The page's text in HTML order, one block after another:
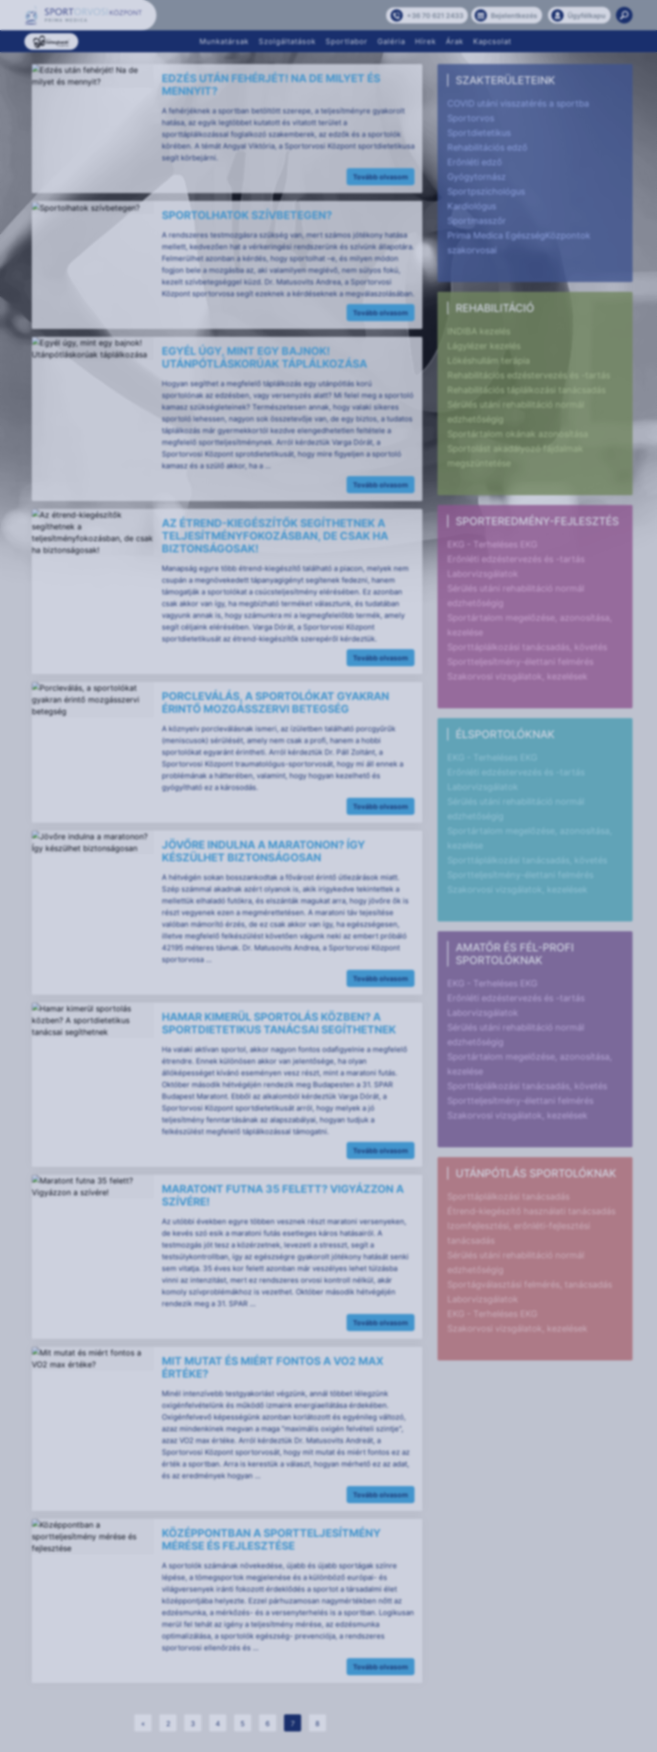
+36 70 621 2433 Bejelentkezés Ügyfélkapu
Munkatársak Szolgáltatások Sportlabor Galéria Hírek Árak Kapcsolat
EDZÉS UTÁN FEHÉRJÉT! NA DE MILYET ÉS
MENNYIT?
A fehérjéknek a sportban betöltött szerepe, a teljesítményre gyakorolt
hatása, az egyik legtöbbet kutatott és vitatott terület a
sporttáplálkozással foglalkozó szakemberek, az edzők és a sportolók
körében. A témát Angyal Viktória, a Sportorvosi Központ sportdietetikusa
segít körbejárni.
Tovább olvasom
SPORTOLHATOK SZÍVBETEGEN?
A rendszeres testmozgásra szükség van, mert számos jótékony hatása
mellett, kedvezően hat a vérkeringési rendszerünk és szívünk állapotára.
Felmerülhet azonban a kérdés, hogy sportolhat –e, és milyen módon
fogjon bele a mozgásba az, aki valamilyen meglévő, nem súlyos fokú,
kezelt szívbetegséggel küzd. Dr. Matusovits Andrea, a Sportorvosi
Központ sportorvosa segít ezeknek a kérdéseknek a megválaszolásában.
Tovább olvasom
EGYÉL ÚGY, MINT EGY BAJNOK!
UTÁNPÓTLÁSKORÚAK TÁPLÁLKOZÁSA
Hogyan segíthet a megfelelő táplálkozás egy utánpótlás korú
sportolónak az edzésben, vagy versenyzés alatt? Mi felel meg a sportoló
kamasz szükségleteinek? Természetesen annak, hogy valaki sikeres
sportoló lehessen, nagyon sok összetevője van, de egy biztos, a tudatos
táplálkozás már gyermekkortól kezdve elengedhetetlen feltétele a
megfelelő sportteljesítménynek. Arról kérdeztük Varga Dórát, a
Sportorvosi Központ sprotdietetikusát, hogy mire figyeljen a sportoló
kamasz és a szülő akkor, ha a ...
Tovább olvasom
AZ ÉTREND-KIEGÉSZÍTŐK SEGÍTHETNEK A
TELJESÍTMÉNYFOKOZÁSBAN, DE CSAK HA
BIZTONSÁGOSAK!
Manapság egyre több étrend-kiegészítő található a piacon, melyek nem
csupán a megnövekedett tápanyagigényt segítenek fedezni, hanem
támogatják a sportolókat a csúcsteljesítmény elérésében. Ez azonban
csak akkor van így, ha megbízható terméket választunk, és tudatában
vagyunk annak is, hogy számunkra mi a legmegfelelőbb termék, amely
segít céljaink elérésében. Varga Dórát, a Sportorvosi Központ
sportdietetikusát az étrend-kiegészítők szerepéről kérdeztük.
Tovább olvasom
PORCLEVÁLÁS, A SPORTOLÓKAT GYAKRAN
ÉRINTŐ MOZGÁSSZERVI BETEGSÉG
A köznyelv porcleválásnak ismeri, az ízületben található porcgyűrűk
(meniscusok) sérülését, amely nem csak a profi, hanem a hobbi
sportolókat egyaránt érintheti. Arról kérdeztük Dr. Páll Zoltánt, a
Sportorvosi Központ traumatológus-sportorvosát, hogy mi áll ennek a
problémának a hátterében, valamint, hogy hogyan kezelhető és
gyógyítható ez a károsodás.
Tovább olvasom
JÖVŐRE INDULNA A MARATONON? ÍGY
KÉSZÜLHET BIZTONSÁGOSAN
A hétvégén sokan bosszankodtak a fővárost érintő útlezárások miatt.
Szép számmal akadnak azért olyanok is, akik irigykedve tekintettek a
mellettük elhaladó futókra, és elszánták magukat arra, hogy jövőre ők is
részt vegyenek ezen a megmérettetésen. A maratoni táv tejesítése
valóban mámorító érzés, de ez csak akkor van így, ha egészségesen,
illetve megfelelő felkészülést követően vágunk neki az embert próbáló
42195 méteres távnak. Dr. Matusovits Andrea, a Sportorvosi Központ
sportorvosa ...
Tovább olvasom
HAMAR KIMERÜL SPORTOLÁS KÖZBEN? A
SPORTDIETETIKUS TANÁCSAI SEGÍTHETNEK
Ha valaki aktívan sportol, akkor nagyon fontos odafigyelnie a megfelelő
étrendre. Ennek különösen akkor van jelentősége, ha olyan
állóképességet kívánó eseményen vesz részt, mint a maratoni futás.
Október második hétvégéjén rendezik meg Budapesten a 31. SPAR
Budapest Maratont. Ebből az alkalomból kérdeztük Varga Dórát, a
Sportorvosi Központ sportdietetikusát arról, hogy melyek a jó
teljesítmény fenntartásának az alapszabályai, hogyan tudjuk a
felkészülést megfelelő táplálkozással támogatni.
Tovább olvasom
MARATONT FUTNA 35 FELETT? VIGYÁZZON A
SZÍVÉRE!
Az utóbbi években egyre többen vesznek részt maratoni versenyeken,
de kevés szó esik a maratoni futás esetleges káros hatásairól. A
testmozgás jót tesz a közérzetnek, levezeti a stresszt, segít a
testsúlykontrollban, így az egészségre gyakorolt jótékony hatását senki
sem vitatja. 35 éves kor felett azonban már veszélyes lehet túlzásba
vinni az intenzitást, mert ez rendszeres orvosi kontroll nélkül, akár
komoly szívproblémákhoz is vezethet. Október második hétvégéjén
rendezik meg a 31. SPAR ...
Tovább olvasom
MIT MUTAT ÉS MIÉRT FONTOS A VO2 MAX
ÉRTÉKE?
Minél intenzívebb testgyakorlást végzünk, annál többet lélegzünk
oxigénfelvételünk és működő izmaink energiaellátása érdekében.
Oxigénfelvevő képességünk azonban korlátozott és egyénileg változó,
azaz mindenkinek megvan a maga "maximális oxigén felvételi szintje",
azaz VO2 max értéke. Arról kérdeztük Dr. Matusovits Andreát, a
Sportorvosi Központ sportorvosát, hogy mit mutat és miért fontos ez az
érték a sportban. Arra is kerestük a választ, hogyan mérhető ez az adat,
és az eredmények hogyan ...
Tovább olvasom
KÖZÉPPONTBAN A SPORTTELJESÍTMÉNY
MÉRÉSE ÉS FEJLESZTÉSE
A sportolók számának növekedése, újabb és újabb sportágak színre
lépése, a tömegsportok megjelenése és a különböző európai- és
világversenyek iránti fokozott érdeklődés a sportot a társadalmi élet
középpontjába helyezte. Ezzel párhuzamosan nagymértékben nőtt az
edzésmunka, a mérkőzés- és a versenyterhelés is a sportban. Logikusan
merül fel tehát az igény a teljesítmény mérése, az edzésmunka
optimalizálása, a sportolók egészség- prevenciója, a rendszeres
sportorvosi ellenőrzés és ...
Tovább olvasom
« 2 3 4 5 6 7 8
SZAKTERÜLETEINK
COVID utáni visszatérés a sportba
Sportorvos
Sportdietetikus
Rehabilitációs edző
Erőnléti edző
Gyógytornász
Sportpszichológus
Kardiológus
Sportmasszőr
Prima Medica EgészségKözpontok
szakorvosai
REHABILITÁCIÓ
INDIBA kezelés
Lágylézer kezelés
Lökéshullám terápia
Rehabilitációs edzéstervezés és -tartás
Rehabilitációs táplálkozási tanácsadás
Sérülés utáni rehabilitáció normál
edzhetőségig
Sportártalom okának azonosítása
Sportolást akadályozó fájdalmak
megszüntetése
SPORTEREDMÉNY-FEJLESZTÉS
EKG - Terheléses EKG
Erőnléti edzéstervezés és -tartás
Laborvizsgálatok
Sportártalom megelőzése, azonosítása,
kezelése
Sporttáplálkozási tanácsadás, követés
Sportteljesítmény-élettani felmérés
Szakorvosi vizsgálatok, kezelések
ÉLSPORTOLÓKNAK
AMATŐR ÉS FÉL-PROFI
SPORTOLÓKNAK
EKG - Terheléses EKG
Erőnléti edzéstervezés és -tartás
Laborvizsgálatok
Sérülés utáni rehabilitáció normál
edzhetőségig
Sportártalom megelőzése, azonosítása,
kezelése
Sporttáplálkozási tanácsadás, követés
Sportteljesítmény-élettani felmérés
Szakorvosi vizsgálatok, kezelések
UTÁNPÓTLÁS SPORTOLÓKNAK